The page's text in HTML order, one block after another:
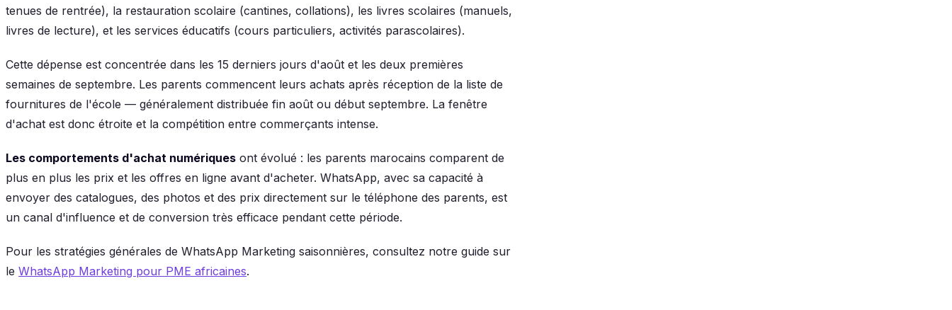
tenues de rentrée), la restauration scolaire (cantines, collations), les livres scolaires (manuels,
livres de lecture), et les services éducatifs (cours particuliers, activités parascolaires).
Cette dépense est concentrée dans les 15 derniers jours d'août et les deux premières
semaines de septembre. Les parents commencent leurs achats après réception de la liste de
fournitures de l'école — généralement distribuée fin août ou début septembre. La fenêtre
d'achat est donc étroite et la compétition entre commerçants intense.
Les comportements d'achat numériques ont évolué : les parents marocains comparent de
plus en plus les prix et les offres en ligne avant d'acheter. WhatsApp, avec sa capacité à
envoyer des catalogues, des photos et des prix directement sur le téléphone des parents, est
un canal d'influence et de conversion très efficace pendant cette période.
Pour les stratégies générales de WhatsApp Marketing saisonnières, consultez notre guide sur
le WhatsApp Marketing pour PME africaines.